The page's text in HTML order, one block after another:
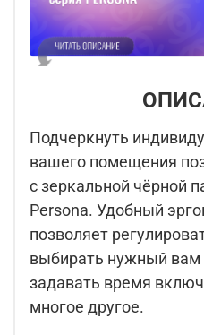
Подчеркнуть
вашего помещения
с зеркальной чёрной
Persona. Удобный
позволяет
выбирать нужный
задавать время
многое другое.